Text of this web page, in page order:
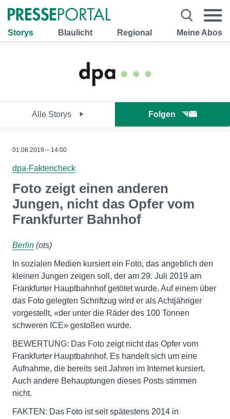
Storys Blaulicht Regional Meine Abos
Alle Storys Folgen
01.08.2019 – 14:00
dpa-Faktencheck
Foto zeigt einen anderen
Jungen, nicht das Opfer vom
Frankfurter Bahnhof
Berlin (ots)
In sozialen Medien kursiert ein Foto, das angeblich den
kleinen Jungen zeigen soll, der am 29. Juli 2019 am
Frankfurter Hauptbahnhof getötet wurde. Auf einem über
das Foto gelegten Schriftzug wird er als Achtjähriger
vorgestellt, «der unter die Räder des 100 Tonnen
schweren ICE» gestoßen wurde.
BEWERTUNG: Das Foto zeigt nicht das Opfer vom
Frankfurter Hauptbahnhof. Es handelt sich um eine
Aufnahme, die bereits seit Jahren im Internet kursiert.
Auch andere Behauptungen dieses Posts stimmen
nicht.
FAKTEN: Das Foto ist seit spätestens 2014 in